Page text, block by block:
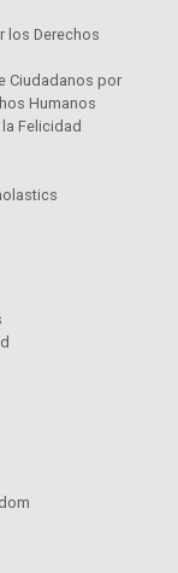
los Derechos
Ciudadanos por
Humanos
Felicidad